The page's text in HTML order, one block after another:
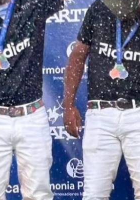
ESC to close